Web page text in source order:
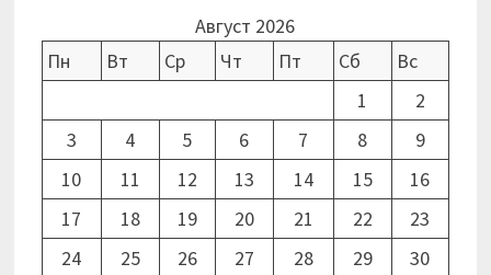
Август 2026
Пн
Вт Ср Чт Пт Сб
Вс
1
2
3
4 5 6 7 8
9
10
11 12 13 14 15
16
17
18 19 20 21 22
23
24
25 26 27 28 29
30